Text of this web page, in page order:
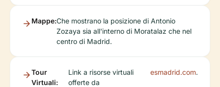
Mappe:Che mostrano la posizione di Antonio
Zozaya sia all'interno di Moratalaz che nel
centro di Madrid.
Tour
Virtuali:
Link a risorse virtuali
offerte da
esmadrid.com.